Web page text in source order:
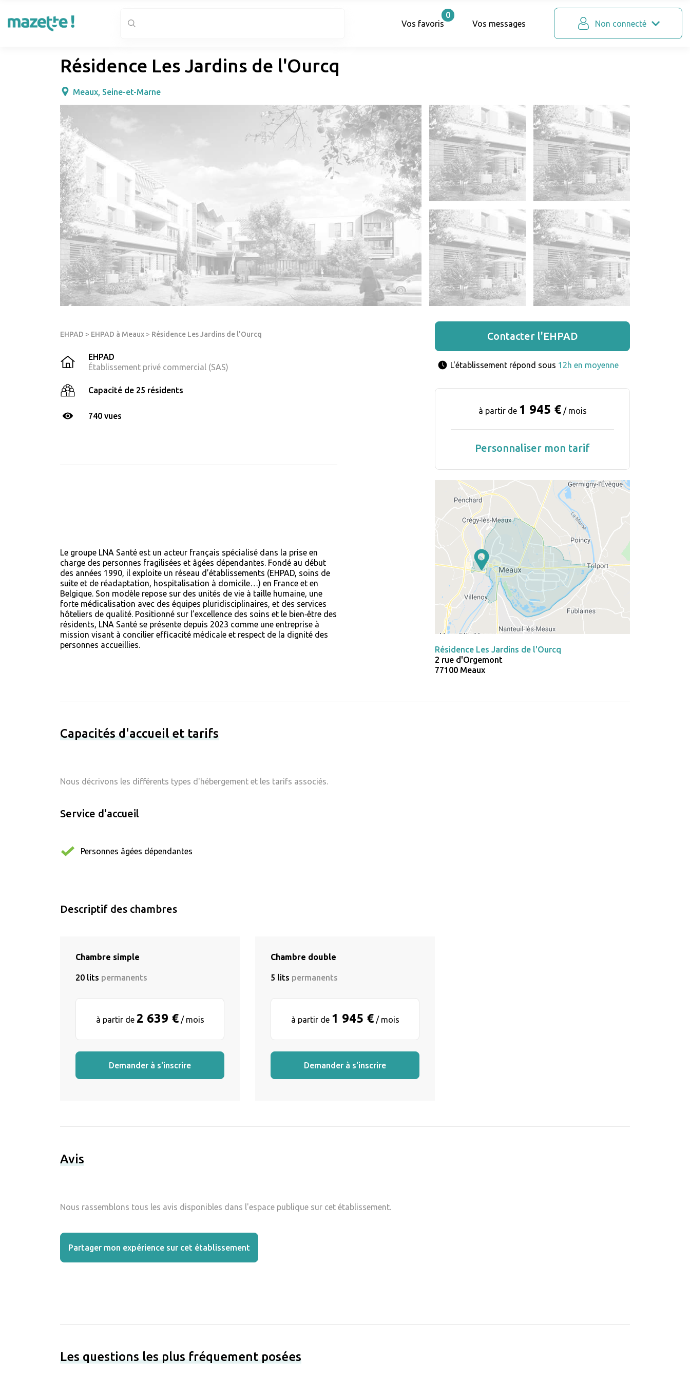
Vos favoris
0
Vos messages
Non connecté
Résidence Les Jardins de l'Ourcq
Meaux, Seine-et-Marne
EHPAD > EHPAD à Meaux > Résidence Les Jardins de l'Ourcq
EHPAD
Établissement privé commercial (SAS)
Capacité de 25 résidents
740 vues
Le groupe LNA Santé est un acteur français spécialisé dans la prise en
charge des personnes fragilisées et âgées dépendantes. Fondé au début
des années 1990, il exploite un réseau d’établissements (EHPAD, soins de
suite et de réadaptation, hospitalisation à domicile…) en France et en
Belgique. Son modèle repose sur des unités de vie à taille humaine, une
forte médicalisation avec des équipes pluridisciplinaires, et des services
hôteliers de qualité. Positionné sur l’excellence des soins et le bien‑être des
résidents, LNA Santé se présente depuis 2023 comme une entreprise à
mission visant à concilier efficacité médicale et respect de la dignité des
personnes accueillies.
Contacter l'EHPAD
L'établissement répond sous 12h en moyenne
à partir de 1 945 €/ mois
Personnaliser mon tarif
Résidence Les Jardins de l'Ourcq
2 rue d'Orgemont
77100 Meaux
Capacités d'accueil et tarifs
Nous décrivons les différents types d'hébergement et les tarifs associés.
Service d'accueil
Personnes âgées dépendantes
Descriptif des chambres
Chambre simple
20 lits permanents
à partir de 2 639 €/ mois
Demander à s'inscrire
Chambre double
5 lits permanents
à partir de 1 945 €/ mois
Demander à s'inscrire
Avis
Nous rassemblons tous les avis disponibles dans l'espace publique sur cet établissement.
Partager mon expérience sur cet établissement
Les questions les plus fréquement posées